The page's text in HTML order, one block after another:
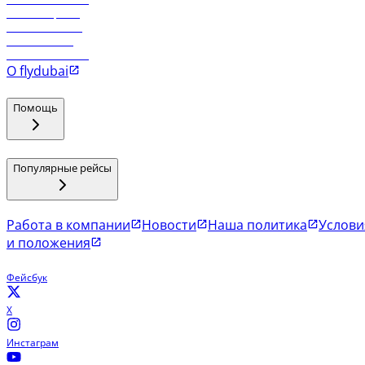
О flydubai
Помощь
Популярные рейсы
Работа в компании Новости Наша политика
и положения
Фейсбук
X
Инстаграм